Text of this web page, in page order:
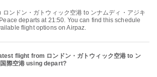
departs at 21:50. You can find this schedule
flight options on Airpaz.
flight from ロンドン・ガトウィック空港 to ン
際空港 using depart?